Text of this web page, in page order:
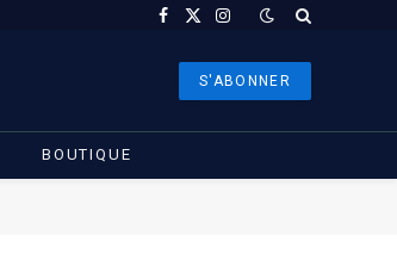
Facebook
X
Instagram
S'ABONNER
BOUTIQUE